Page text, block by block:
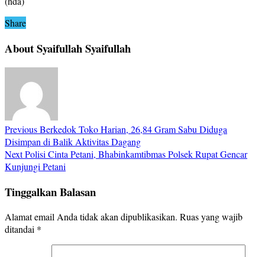
Share
About Syaifullah Syaifullah
PreviousBerkedok Toko Harian, 26,84 Gram Sabu Diduga
Disimpan di Balik Aktivitas Dagang
NextPolisi Cinta Petani, Bhabinkamtibmas Polsek Rupat Gencar
Kunjungi Petani
Tinggalkan Balasan
Alamat email Anda tidak akan dipublikasikan. Ruas yang wajib
ditandai *